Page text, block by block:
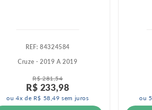
:84324584
Cruze - 2019 A 2019
R$ 281,54
R$ 233,98
ou4x de R$ 58 ,49 sem juros ou 5